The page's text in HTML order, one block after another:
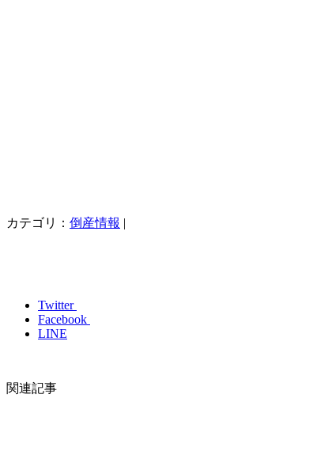
カテゴリ： 倒産情報 |
Twitter
Facebook
LINE
関連記事